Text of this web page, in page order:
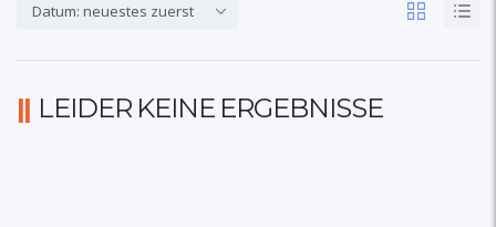
Datum: neuestes zuerst
LEIDER KEINE ERGEBNISSE